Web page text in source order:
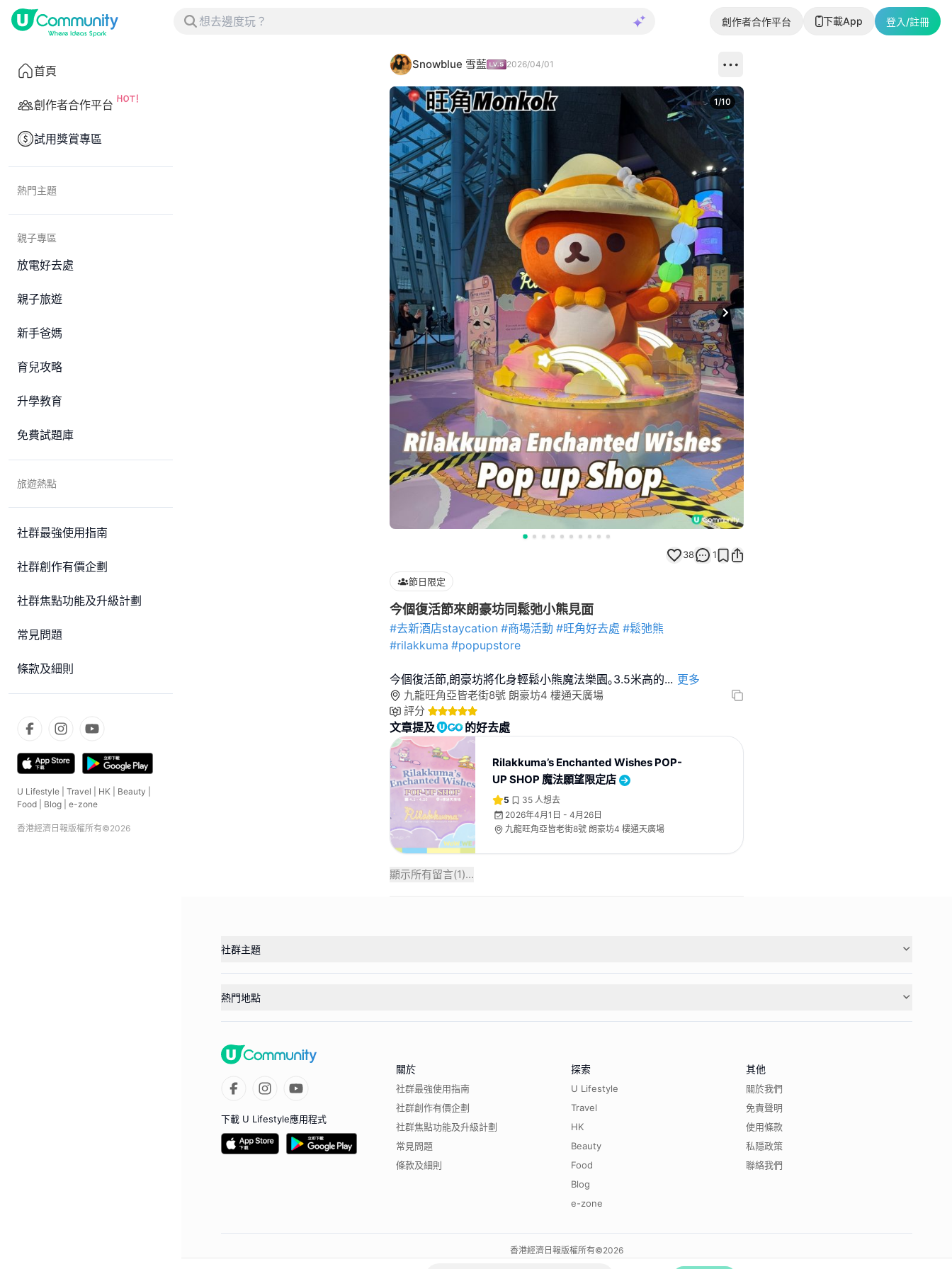
創作者合作平台 下載App 登入/註冊
首頁
創作者合作平台
試用獎賞專區
熱門主題
親子專區
放電好去處
親子旅遊
新手爸媽
育兒攻略
升學教育
免費試題庫
旅遊熱點
社群最強使用指南
社群創作有價企劃
社群焦點功能及升級計劃
常見問題
條款及細則
U Lifestyle Travel HK Beauty
Food
Blog e-zone
香港經濟日報版權所有©2026
Snowblue 雪藍 2026/04/01
Next slide
1/10
38 1
節日限定
今個復活節來朗豪坊同鬆弛小熊見面
#去新酒店staycation #商場活動 #旺角好去處 #鬆弛熊
#rilakkuma #popupstore
今個復活節,朗豪坊將化身輕鬆小熊魔法樂園｡3.5米高的... 更多
九龍旺角亞皆老街8號 朗豪坊4 樓通天廣場
評分
文章提及 的好去處
Rilakkuma’s Enchanted Wishes POP-
UP SHOP 魔法願望限定店
5 35 人想去
2026年4月1日 - 4月26日
九龍旺角亞皆老街8號 朗豪坊4 樓通天廣場
顯示所有留言(1)...
社群主題
熱門地點
下載 U Lifestyle應用程式
關於
社群最強使用指南
社群創作有價企劃
社群焦點功能及升級計劃
常見問題
條款及細則
探索
U Lifestyle
Travel
HK
Beauty
Food
Blog
e-zone
其他
關於我們
免責聲明
使用條款
私隱政策
聯絡我們
香港經濟日報版權所有©2026